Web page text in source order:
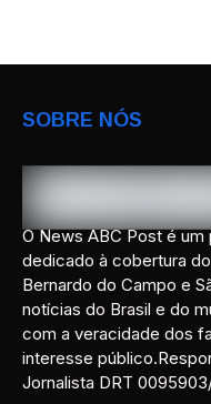
SOBRE NÓS
O News ABC Post é
dedicado à cobertura
Bernardo do Campo e
notícias do Brasil e do
com a veracidade dos
interesse
Jornalista DRT